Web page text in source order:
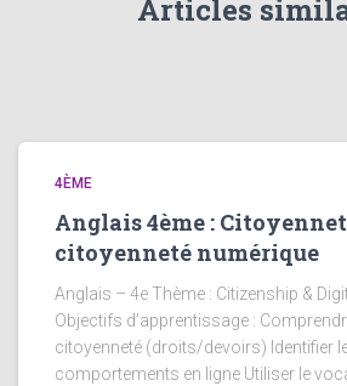
Articles
4ÈME
Anglais 4ème :
citoyenneté numérique
Anglais – 4e Thème : Citizenship &
Objectifs d’apprentissage :
citoyenneté (droits/devoirs) Identifier
comportements en ligne Utiliser le